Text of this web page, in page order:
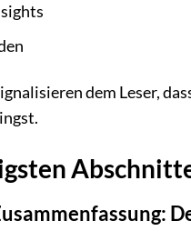
dem Leser,